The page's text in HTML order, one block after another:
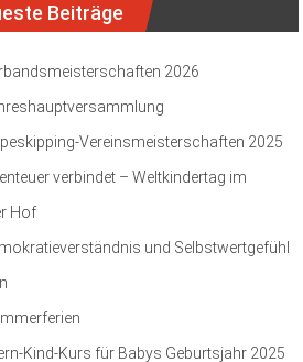
Beiträge
2026
Vereinsmeisterschaften 2025
verbindet – Weltkindertag im
Hof
und Selbstwertgefühl
Kind-Kurs für Babys Geburtsjahr 2025